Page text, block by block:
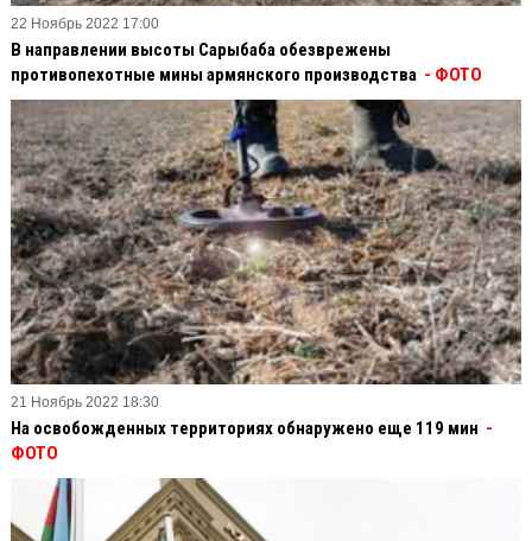
22 Ноябрь 2022 17:00
В направлении высоты Сарыбаба обезврежены
противопехотные мины армянского производства - ФОТО
21 Ноябрь 2022 18:30
На освобожденных территориях обнаружено еще 119 мин -
ФОТО